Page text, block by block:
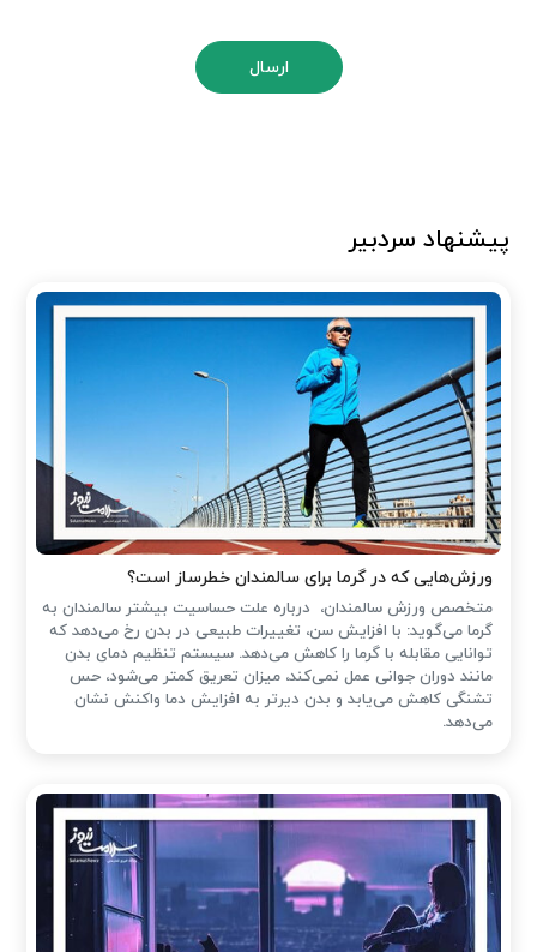
ارسال
پیشنهاد سردبیر
ورزش‌هایی که در گرما برای سالمندان خطرساز است؟
متخصص ورزش سالمندان، درباره علت حساسیت بیشتر سالمندان به
گرما می‌گوید: با افزایش سن، تغییرات طبیعی در بدن رخ می‌دهد که
توانایی مقابله با گرما را کاهش می‌دهد. سیستم تنظیم دمای بدن
مانند دوران جوانی عمل نمی‌کند، میزان تعریق کمتر می‌شود، حس
تشنگی کاهش می‌یابد و بدن دیرتر به افزایش دما واکنش نشان
می‌دهد.